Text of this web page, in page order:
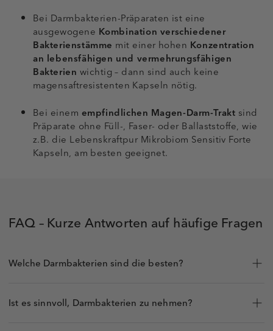
Bei Darmbakterien-Präparaten ist eine
ausgewogene Kombination verschiedener
Bakterienstämme mit einer hohen Konzentration
an lebensfähigen und vermehrungsfähigen
Bakterien wichtig – dann sind auch keine
magensaftresistenten Kapseln nötig.
Bei einem empfindlichen Magen-Darm-Trakt sind
Präparate ohne Füll-, Faser- oder Ballaststoffe, wie
z.B. die Lebenskraftpur Mikrobiom Sensitiv Forte
Kapseln, am besten geeignet.
FAQ – Kurze Antworten auf häufige Fragen
Welche Darmbakterien sind die besten?
Ist es sinnvoll, Darmbakterien zu nehmen?